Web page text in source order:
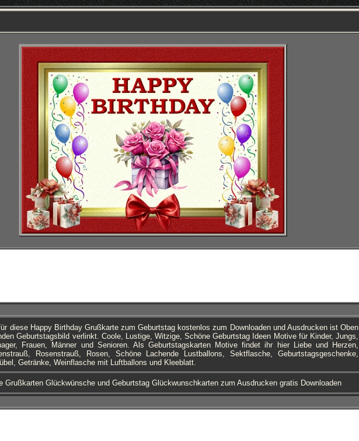
diese Happy Birthday Grußkarte zum Geburtstag kostenlos zum Downloaden und Ausdrucken ist Oben
Geburtstagsbild verlinkt. Coole, Lustige, Witzige, Schöne Geburtstag Ideen Motive für Kinder, Jungs,
Frauen, Männer und Senioren. Als Geburtstagskarten Motive findet ihr hier Liebe und Herzen,
Rosenstrauß, Rosen, Schöne Lachende Lustballons, Sektflasche, Geburtstagsgeschenke,
Getränke, Weinflasche mit Luftballons und Kleeblatt.
Grußkarten Glückwünsche und Geburtstag Glückwunschkarten zum Ausdrucken gratis Downloaden